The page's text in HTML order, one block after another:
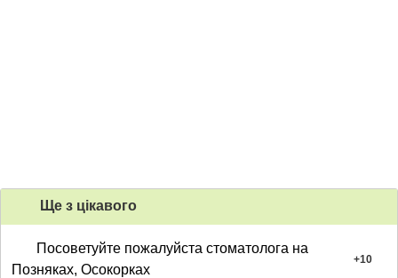
Ще з цiкавого
Посоветуйте пожалуйста стоматолога на
Позняках, Осокорках
+10